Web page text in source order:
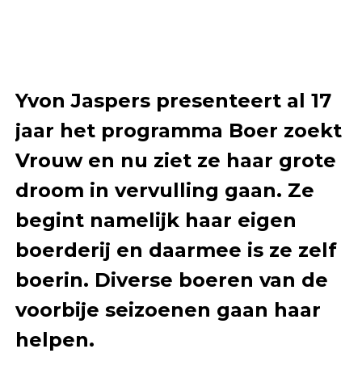
Yvon Jaspers presenteert al 17
jaar het programma Boer zoekt
Vrouw en nu ziet ze haar grote
droom in vervulling gaan. Ze
begint namelijk haar eigen
boerderij en daarmee is ze zelf
boerin. Diverse boeren van de
voorbije seizoenen gaan haar
helpen.